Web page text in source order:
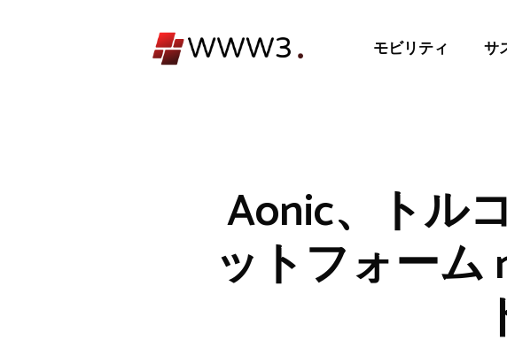
モビリティ サ
Aonic、トル
ットフォーム